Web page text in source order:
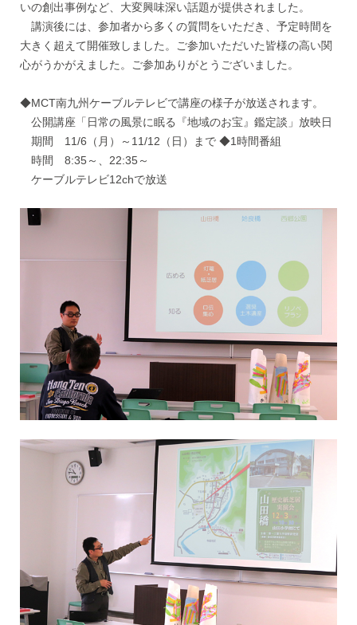
いの創出事例など、大変興味深い話題が提供されました。
講演後には、参加者から多くの質問をいただき、予定時間を
大きく超えて開催致しました。ご参加いただいた皆様の高い関
心がうかがえました。ご参加ありがとうございました。
◆MCT南九州ケーブルテレビで講座の様子が放送されます。
公開講座「日常の風景に眠る『地域のお宝』鑑定談」放映日
期間 11/6（月）～11/12（日）まで ◆1時間番組
時間 8:35～、22:35～
ケーブルテレビ12chで放送